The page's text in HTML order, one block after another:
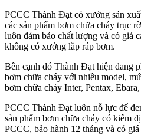
PCCC Thành Đạt có xưởng sản
các sản phẩm bơm chữa cháy trục
luôn đảm bảo chất lượng và có giá
không có xưởng lắp ráp bơm.
Bên cạnh đó Thành Đạt hiện đang
bơm chữa cháy với nhiều model,
bơm chữa cháy Inter, Pentax,
PCCC Thành Đạt luôn nỗ lực để
sản phẩm bơm chữa cháy có kiểm
PCCC, bảo hành 12 tháng và có giá